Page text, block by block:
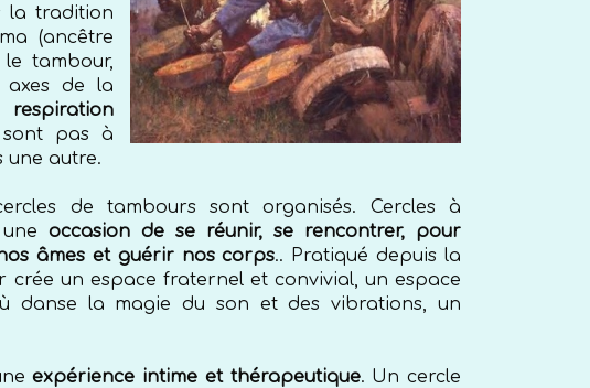
la tradition
(ancêtre
tambour,
axes de la
respiration
pas à
une autre.
de tambours sont organisés. Cercles à
occasion de se réunir, se rencontrer, pour
âmes et guérir nos corps.. Pratiqué depuis la
crée un espace fraternel et convivial, un espace
danse la magie du son et des vibrations, un
expérience intime et thérapeutique. Un cercle